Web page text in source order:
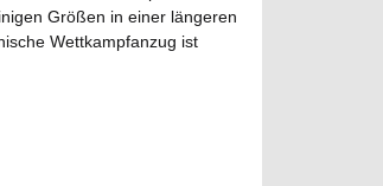
Größen in einer längeren
Wettkampfanzug ist